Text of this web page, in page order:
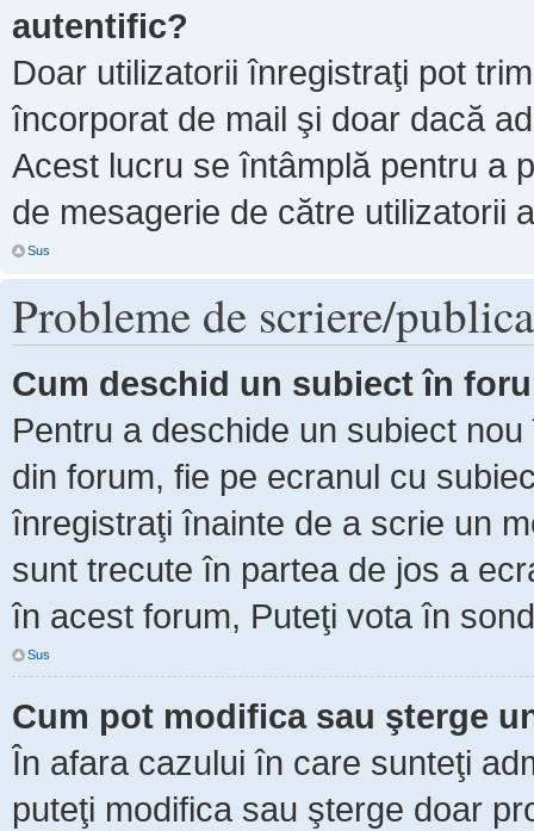
autentific?
Doar utilizatorii înregistraţi pot
încorporat de mail şi doar dacă
Acest lucru se întâmplă pentru a
de mesagerie de către utilizatorii
Sus
Probleme de scriere/
Cum deschid un subiect în
Pentru a deschide un subiect
din forum, fie pe ecranul cu
înregistraţi înainte de a scrie un
sunt trecute în partea de jos a
în acest forum, Puteţi vota în
Sus
Cum pot modifica sau şterge
În afara cazului în care sunteţi
puteţi modifica sau şterge doar